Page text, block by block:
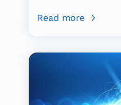
Read more